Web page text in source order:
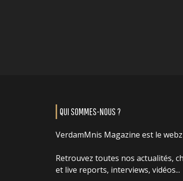
QUI SOMMES-NOUS ?
VerdamMnis Magazine est le
Retrouvez toutes nos actualités,
et live reports, interviews, vidéos...